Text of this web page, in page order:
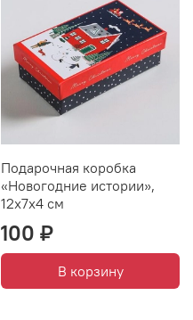
Подарочная коробка
«Новогодние истории»,
12х7х4 см
100 ₽
В корзину